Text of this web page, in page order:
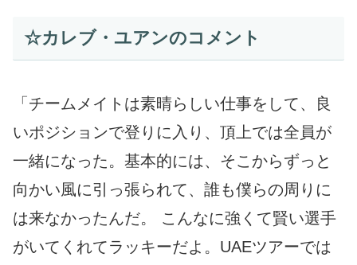
☆カレブ・ユアンのコメント
「チームメイトは素晴らしい仕事をして、良
いポジションで登りに入り、頂上では全員が
一緒になった。基本的には、そこからずっと
向かい風に引っ張られて、誰も僕らの周りに
は来なかったんだ。 こんなに強くて賢い選手
がいてくれてラッキーだよ。UAEツアーでは